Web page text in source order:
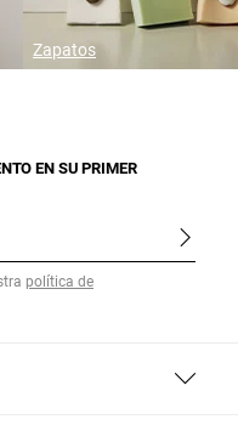
Zapatos
EN SU PRIMER
política de